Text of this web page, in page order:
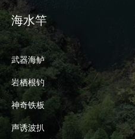
海水竿
武器海鲈
岩栖根钓
神奇铁板
声诱波扒